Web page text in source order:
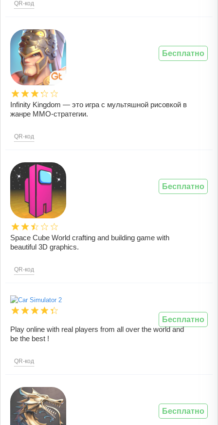
QR-код
Infinity Kingdom — это игра с мультяшной рисовкой в
жанре MMO-стратегии.
QR-код
Бесплатно
Space Cube World crafting and building game with
beautiful 3D graphics.
QR-код
Бесплатно
Play online with real players from all over the world and
be the best !
QR-код
Бесплатно
Бесплатно